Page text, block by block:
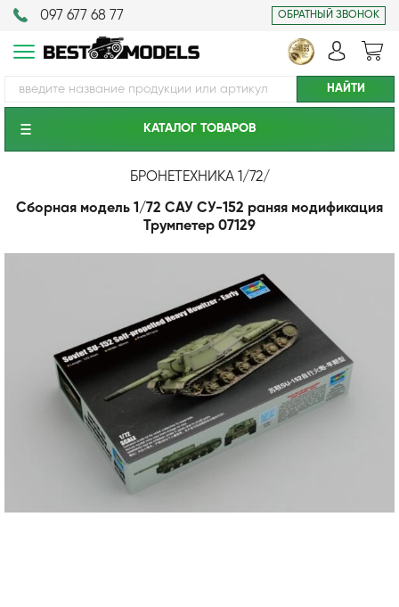
097 677 68 77 ОБРАТНЫЙ ЗВОНОК
КАТАЛОГ ТОВАРОВ
БРОНЕТЕХНИКА 1/72/
Сборная модель 1/72 САУ СУ-152 раняя модификация
Трумпетер 07129